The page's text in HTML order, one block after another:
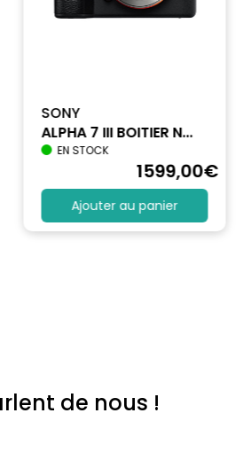
SONY
ALPHA 7 III BOITIER N...
EN STOCK
1599,00€
Ajouter au panier
de nous !